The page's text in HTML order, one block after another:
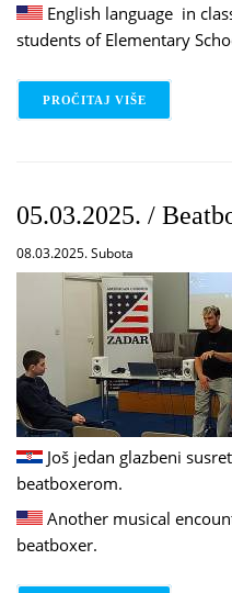
English language in
students of Elementary
PROČITAJ VIŠE
05.03.2025. /
08.03.2025. Subota
Još jedan glazbeni
beatboxerom.
Another musical
beatboxer.